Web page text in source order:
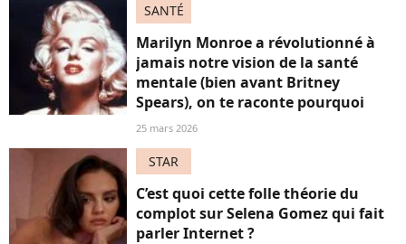
SANTÉ
Marilyn Monroe a révolutionné à
jamais notre vision de la santé
mentale (bien avant Britney
Spears), on te raconte pourquoi
25 mars 2026
STAR
C’est quoi cette folle théorie du
complot sur Selena Gomez qui fait
parler Internet ?